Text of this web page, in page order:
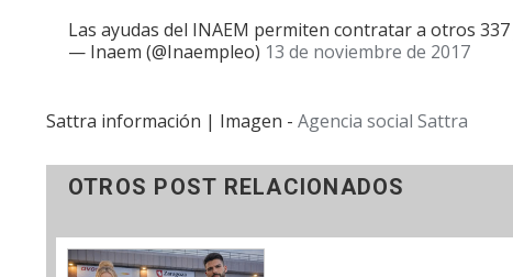
Las ayudas del INAEM permiten contratar a otros
— Inaem (@Inaempleo) 13 de noviembre de 2017
Sattra información | Imagen - Agencia social Sattra
OTROS POST RELACIONADOS